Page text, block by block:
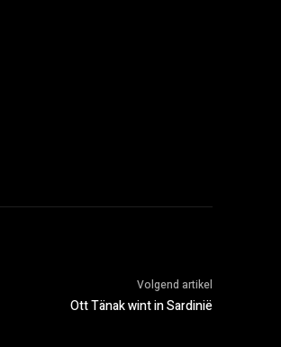
Volgend artikel
Ott Tänak wint in Sardinië